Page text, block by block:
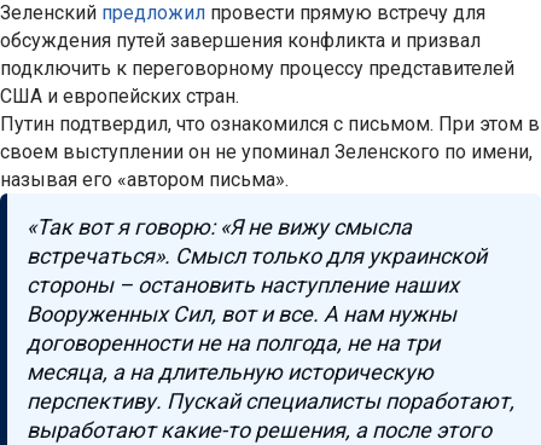
Зеленский предложил провести прямую встречу для
обсуждения путей завершения конфликта и призвал
подключить к переговорному процессу представителей
США и европейских стран.
Путин подтвердил, что ознакомился с письмом. При этом в
своем выступлении он не упоминал Зеленского по имени,
называя его «автором письма».
«Так вот я говорю: «Я не вижу смысла
встречаться». Смысл только для украинской
стороны – остановить наступление наших
Вооруженных Сил, вот и все. А нам нужны
договоренности не на полгода, не на три
месяца, а на длительную историческую
перспективу. Пускай специалисты поработают,
выработают какие-то решения, а после этого